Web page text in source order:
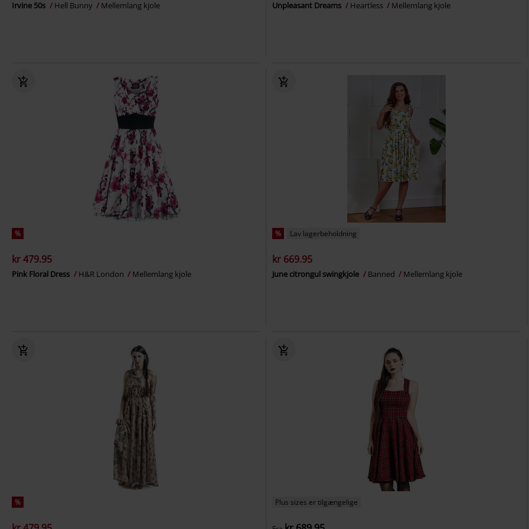
Irvine 50s Hell Bunny Mellemlang kjole Unpleasant Dreams Heartless Mellemlang kjole
%
kr 479.95
Pink Floral Dress H&R London Mellemlang kjole
% Lav lagerbeholdning
kr 669.95
June citrongul swingkjole Banned Mellemlang kjole
% Plus sizes er tilgængelige